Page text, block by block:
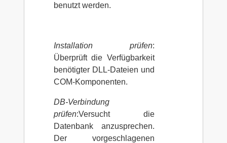
benutzt werden.
Installation prüfen:
Überprüft die Verfügbarkeit
benötigter DLL-Dateien und
COM-Komponenten.
DB-Verbindung
prüfen:Versucht die
Datenbank anzusprechen.
Der vorgeschlagenen